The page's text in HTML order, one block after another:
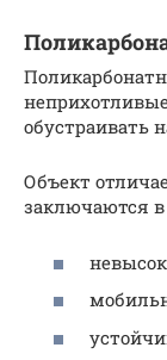
обустраивать
Объект
заключаются